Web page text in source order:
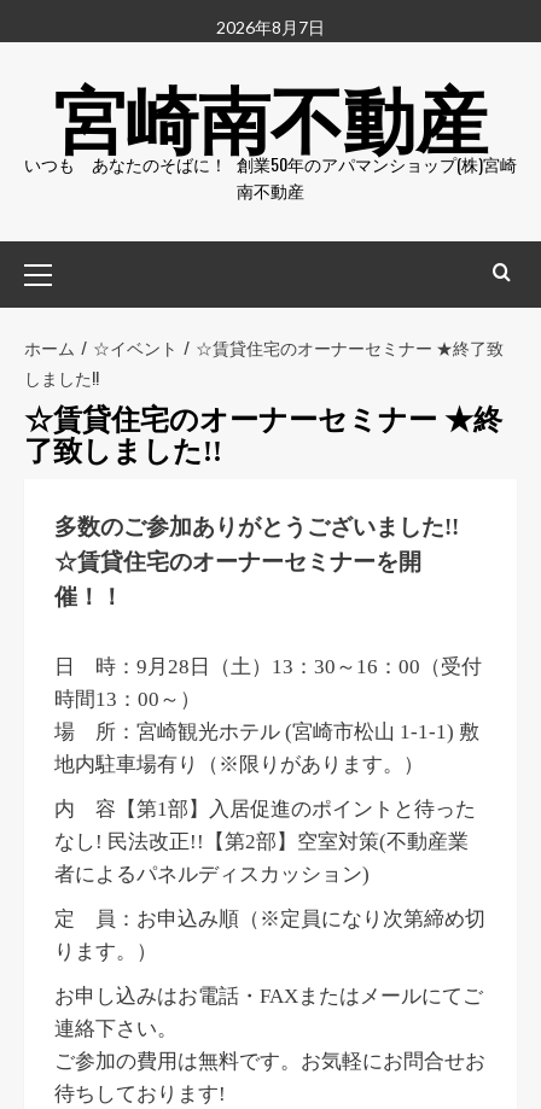
2026年8月7日
宮崎南不動産
いつも あなたのそばに！ 創業50年のアパマンショップ(株)宮崎
南不動産
ホーム ☆イベント
☆賃貸住宅のオーナーセミナー ★終了致
しました!!
☆賃貸住宅のオーナーセミナー ★終
了致しました!!
多数のご参加ありがとうございました!!
☆賃貸住宅のオーナーセミナーを開
催！！
日 時：9月28日（土）13：30～16：00（受付
時間13：00～）
場 所：宮崎観光ホテル (宮崎市松山 1-1-1) 敷
地内駐車場有り（※限りがあります。）
内 容【第1部】入居促進のポイントと待った
なし! 民法改正!!【第2部】空室対策(不動産業
者によるパネルディスカッション)
定 員：お申込み順（※定員になり次第締め切
ります。）
お申し込みはお電話・FAXまたはメールにてご
連絡下さい。
ご参加の費用は無料です。お気軽にお問合せお
待ちしております!